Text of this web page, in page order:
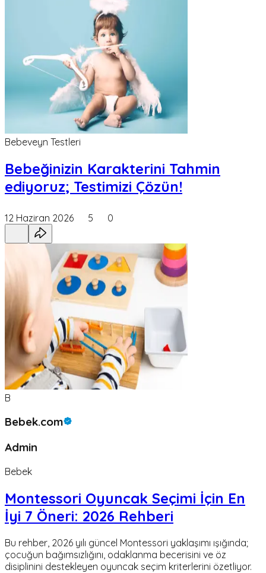
Bebeveyn Testleri
Bebeğinizin Karakterini Tahmin
ediyoruz; Testimizi Çözün!
12 Haziran 2026 5 0
B
Bebek.com
Admin
Bebek
Montessori Oyuncak Seçimi İçin En
İyi 7 Öneri: 2026 Rehberi
Bu rehber, 2026 yılı güncel Montessori yaklaşımı ışığında;
çocuğun bağımsızlığını, odaklanma becerisini ve öz
disiplinini destekleyen oyuncak seçim kriterlerini özetliyor.